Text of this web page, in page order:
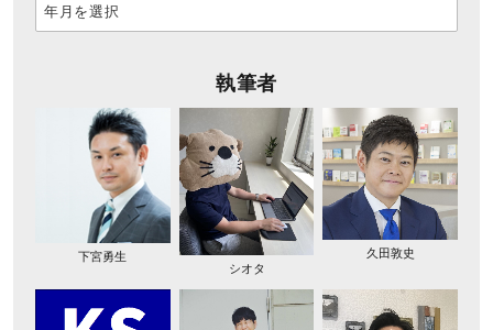
執筆者
下宮勇生
シオタ
久田敦史